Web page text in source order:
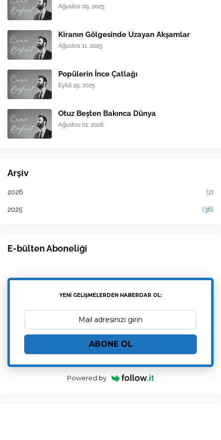
Ağustos 09, 2025
Kiranın Gölgesinde Uzayan Akşamlar
Ağustos 11, 2025
Popülerin İnce Çatlağı
Eylül 29, 2025
Otuz Beşten Bakınca Dünya
Ağustos 01, 2026
Arşiv
2026 (2)
2025 (36)
E-bülten Aboneliği
YENİ GELİŞMELERDEN HABERDAR OL:
ABONE OL
Powered by